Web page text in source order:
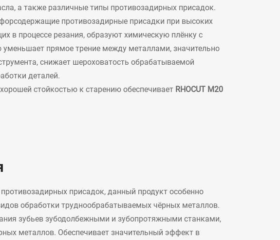
а также различные типы противозадирных присадок.
противозадирные присадки при высоких
в процессе резания, образуют химическую плёнку с
прямое трение между металлами, значительно
снижает шероховатость обрабатываемой
деталей.
стойкостью к старению обеспечивает RHOCUT M20
присадок, данный продукт особенно
обработки труднообрабатываемых чёрных металлов.
зубьев зубодолбежными и зубопротяжными станками,
металлов. Обеспечивает значительный эффект в